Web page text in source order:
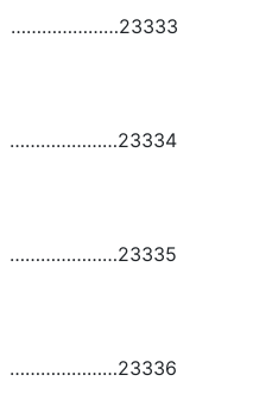
…………………23333
…………………23334
…………………23335
…………………23336